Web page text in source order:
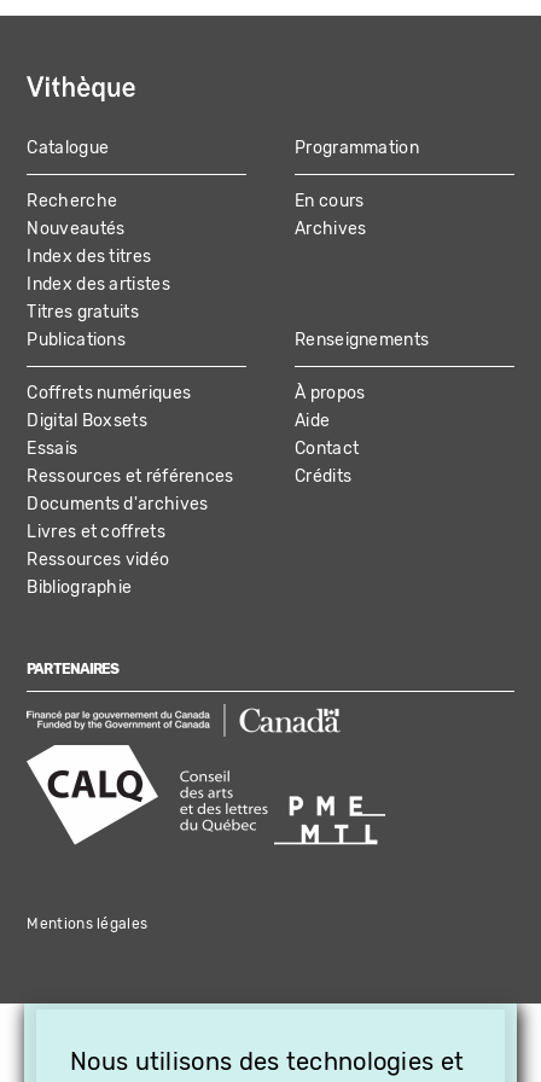
MAIN
NAVIGATION
Catalogue
Recherche
Nouveautés
Index des titres
Index des artistes
Titres gratuits
Programmation
En cours
Archives
Publications
Coffrets numériques
Digital Boxsets
Essais
Ressources et références
Documents d'archives
Livres et coffrets
Ressources vidéo
Bibliographie
Renseignements
À propos
Aide
Contact
Crédits
PARTENAIRES
Mentions légales
Nous utilisons des technologies et
OFFREZ LA VIDÉO EN